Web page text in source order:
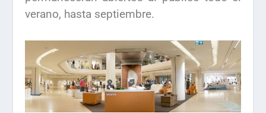
verano, hasta septiembre.